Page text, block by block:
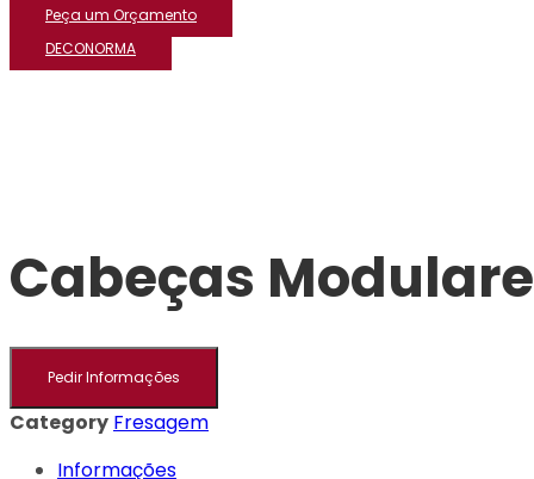
Peça um Orçamento
DECONORMA
Cabeças
Pedir Informações
Category Fresagem
Informações